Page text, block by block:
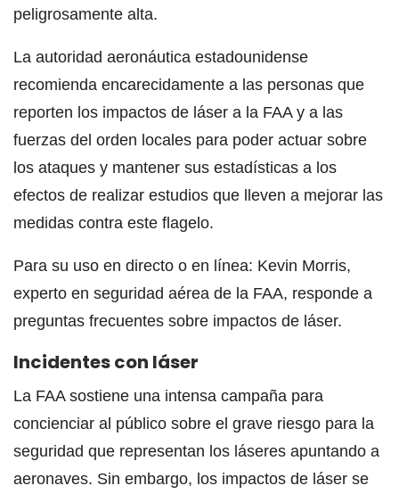
peligrosamente alta.
La autoridad aeronáutica estadounidense
recomienda encarecidamente a las personas que
reporten los impactos de láser a la FAA y a las
fuerzas del orden locales para poder actuar sobre
los ataques y mantener sus estadísticas a los
efectos de realizar estudios que lleven a mejorar las
medidas contra este flagelo.
Para su uso en directo o en línea: Kevin Morris,
experto en seguridad aérea de la FAA, responde a
preguntas frecuentes sobre impactos de láser.
Incidentes con láser
La FAA sostiene una intensa campaña para
concienciar al público sobre el grave riesgo para la
seguridad que representan los láseres apuntando a
aeronaves. Sin embargo, los impactos de láser se